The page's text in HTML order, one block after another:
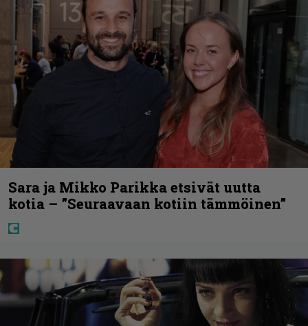
Sara ja Mikko Parikka etsivät uutta
kotia – ”Seuraavaan kotiin tämmöinen”